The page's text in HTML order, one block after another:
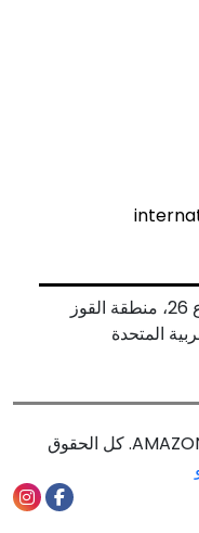
مكتب رقم 9، 10، 11، 12، شارع 26، منطقة القوز
حقوق الطبع والنشر من قبل AMAZON FOODS. كل الحقوق